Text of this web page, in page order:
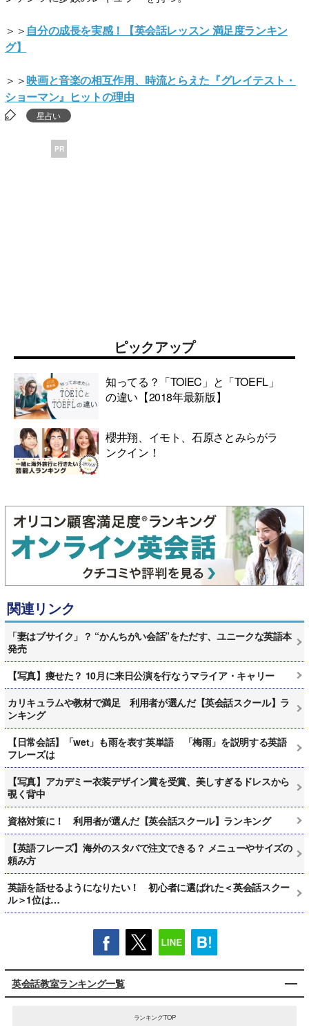
＞＞ 自分の成長を実感！【英会話レッスン 満足度ランキン
グ】
＞＞映画と音楽の相互作用、時流とらえた『グレイテスト・
ショーマン』ヒットの理由
星占い
PR
ピックアップ
知ってる？「TOIEC」と「TOEFL」
の違い【2018年最新版】
櫻井翔、イモト、石原さとみらがラ
ンクイン！
関連リンク
「妻はブサイク」？ “かんちがい会話”をただす、ユニークな英語本
発売
【写真】痩せた？ 10月に来日公演を行なうマライア・キャリー
カリキュラムや教材で満足 利用者が選んだ【英会話スクール】ラ
ンキング
【日常会話】「wet」も雨を表す英単語 「梅雨」を説明する英語
フレーズは
【写真】アカデミー衣装デザイン賞を受賞、美しすぎるドレスから
覗く背中
資格対策に！ 利用者が選んだ【英会話スクール】ランキング
【英語フレーズ】海外のスタバで注文できる？ メニューやサイズの
頼み方
英語を話せるようになりたい！ 初心者に選ばれた＜英会話スクー
ル＞1位は…
英会話教室ランキング一覧
ランキングTOP